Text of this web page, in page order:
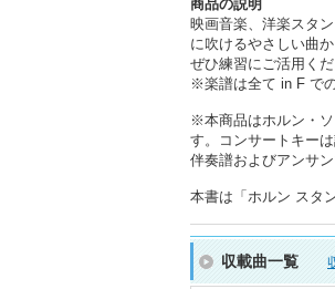
商品の説明
映画音楽、洋楽スタ
に吹けるやさしい曲
ぜひ練習にご活用くだ
※楽譜は全て in F で
※本商品はホルン・
す。コンサートキー
伴奏譜およびアンサ
本書は「ホルン スタ
収載曲一覧